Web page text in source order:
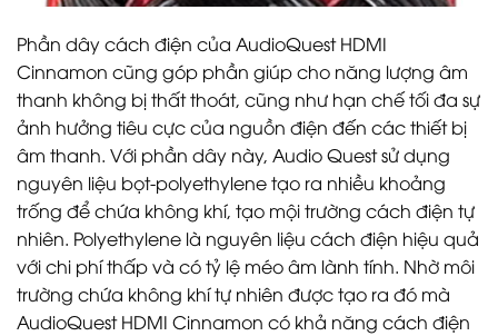
Phần dây cách điện của AudioQuest HDMI
Cinnamon cũng góp phần giúp cho năng lượng âm
thanh không bị thất thoát, cũng như hạn chế tối đa sự
ảnh hưởng tiêu cực của nguồn điện đến các thiết bị
âm thanh. Với phần dây này, Audio Quest sử dụng
nguyên liệu bọt-polyethylene tạo ra nhiều khoảng
trống để chứa không khí, tạo mội trường cách điện tự
nhiên. Polyethylene là nguyên liệu cách điện hiệu quả
với chi phí thấp và có tỷ lệ méo âm lành tính. Nhờ môi
trường chứa không khí tự nhiên được tạo ra đó mà
AudioQuest HDMI Cinnamon có khả năng cách điện